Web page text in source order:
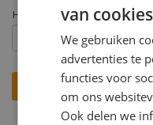
Hoe heeft u ons
van
We gebruiken
advertenties te
functies voor
om ons
Ook delen we